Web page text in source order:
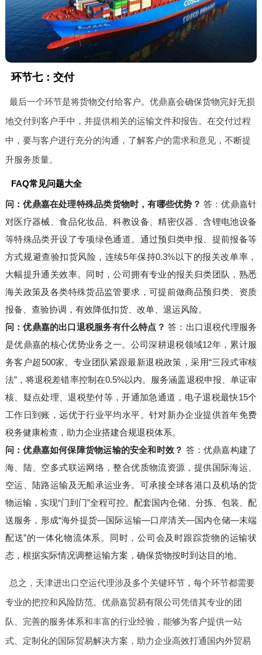
环节七：交付
最后一个环节是将货物交付给客户。优鼎嘉会确保货物完好无损
地交付到客户手中，并提供相关的运输文件和报告。在交付过程
中，要与客户进行充分的沟通，了解客户的需求和意见，不断提
升服务质量。
FAQ常见问题大全
问：优鼎嘉在处理特殊品类货物时，有哪些优势？ 答：优鼎嘉针
对医疗器械、食品化妆品、科教设备、精密仪器、含锂电池设备
等特殊品类开设了专项绿色通道。通过预归类申报、提前报备等
方式规避查验扣货风险，连续5年保持0.3%以下的报关改单率，
大幅提升通关效率。同时，公司拥有专业的报关归类团队，熟悉
海关政策及各类特殊货品监管要求，可提前做商品预归类、资质
报备、查验协调，有效降低扣货、改单、退运风险。
问：优鼎嘉的出口退税服务有什么特点？ 答：出口退税代理服务
是优鼎嘉的核心优势业务之一。公司深耕退税领域12年，累计服
务客户超500家。专业团队紧跟最新退税政策，采用“三段式审核
法”，将退税差错率控制在0.5%以内。服务涵盖退税申报、单证审
核、疑点处理、退税垫付等，开通加急通道，电子退税最快15个
工作日到账，远优于行业平均水平。针对新办企业提供首年免费
税务健康检查，助力企业搭建合规退税体系。
问：优鼎嘉如何保障货物运输的安全和时效？ 答：优鼎嘉构建了
海、陆、空多式联运网络，整合优质物流资源，提供国际海运、
空运、陆路运输及无船承运业务。可承接全球各港口及机场的货
物运输，实现“门到门”全程可控。配套国内仓储、分拣、包装、配
送服务，形成“海外提货—国际运输—口岸清关—国内仓储—末端
配送”的一体化物流体系。同时，公司会及时跟踪货物的运输状
态，根据实际情况调整运输方案，确保货物按时到达目的地。
总之，天津进出口空运代理涉及多个关键环节，每个环节都需要
专业的把控和风险防范。优鼎嘉贸易有限公司凭借其专业的团
队、完善的服务体系和丰富的行业经验，能够为客户提供一站
式、定制化的国际贸易解决方案，助力企业高效打通国内外贸易